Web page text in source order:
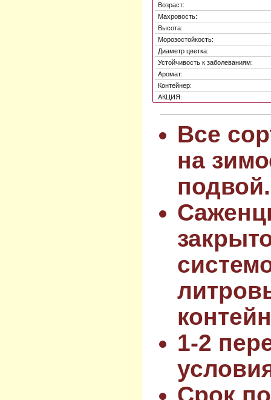
Возраст:
Махровость:
Высота:
Морозостойкость:
Диаметр цветка:
Устойчивость к заболеваниям:
Аромат:
Контейнер:
АКЦИЯ:
Все
на
подвой.
1-2